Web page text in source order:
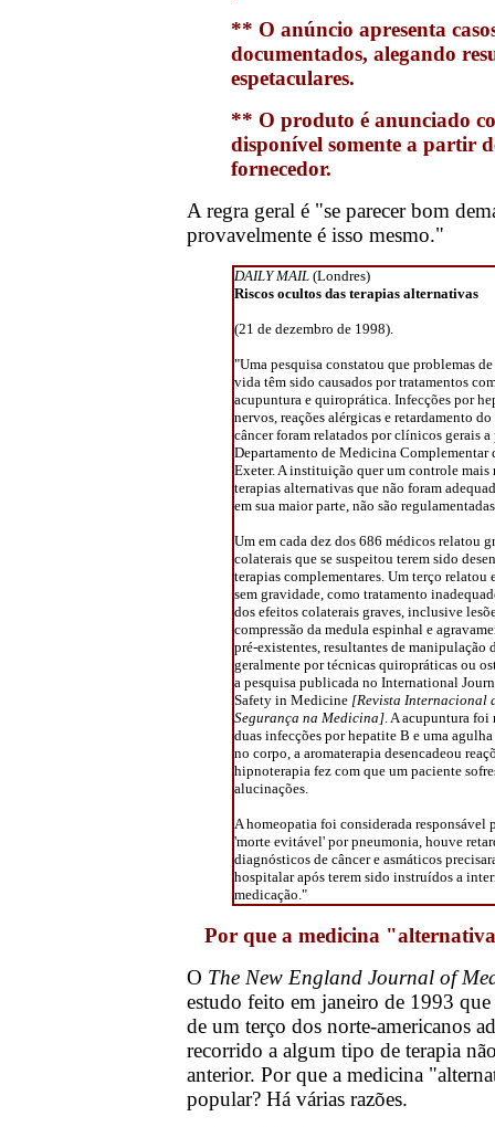
** O anúncio apresenta
documentados, alegando
espetaculares.
** O produto é anunciado
disponível somente a partir
fornecedor.
A regra geral é "se parecer bom
provavelmente é isso mesmo."
DAILY MAIL(Londres)
Riscos ocultos das terapias alternativas
(21 de dezembro de 1998).
"Uma pesquisa constatou que problemas
vida têm sido causados por tratamentos
acupuntura e quiroprática. Infecções por
nervos, reações alérgicas e retardamento
câncer foram relatados por clínicos gerais a
Departamento de Medicina Complementar
Exeter. A instituição quer um controle mais
terapias alternativas que não foram
em sua maior parte, não são
Um em cada dez dos 686 médicos relatou
colaterais que se suspeitou terem sido
terapias complementares. Um terço relatou
sem gravidade, como tratamento
dos efeitos colaterais graves, inclusive
compressão da medula espinhal e
pré-existentes, resultantes de manipulação
geralmente por técnicas quiropráticas ou
a pesquisa publicada no International
Safety in Medicine [Revista Internacional
Segurança na Medicina]. A acupuntura foi
duas infecções por hepatite B e uma
no corpo, a aromaterapia desencadeou
hipnoterapia fez com que um paciente
alucinações.
A homeopatia foi considerada responsável
'morte evitável' por pneumonia, houve
diagnósticos de câncer e asmáticos
hospitalar após terem sido instruídos a
medicação."
Por que a medicina
O The New England Journal of
estudo feito em janeiro de 1993
de um terço dos norte-americanos
recorrido a algum tipo de terapia
anterior. Por que a medicina
popular? Há várias razões.